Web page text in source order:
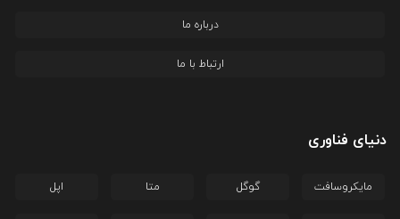
درباره ما
ارتباط با ما
دنیای فناوری
مایکروسافت گوگل متا اپل